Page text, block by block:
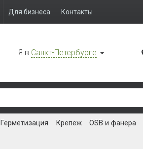
Для бизнеса Контакты
Я в Санкт-Петербурге
Герметизация Крепеж OSB и фанера